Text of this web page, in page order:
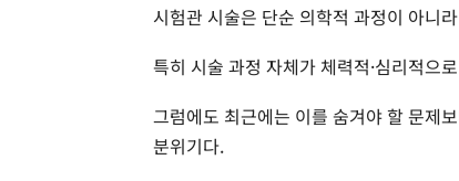
시험관 시술은 단순 의학적 과정이 아니
특히 시술 과정 자체가 체력적·심리적으
그럼에도 최근에는 이를 숨겨야 할 문제
분위기다.